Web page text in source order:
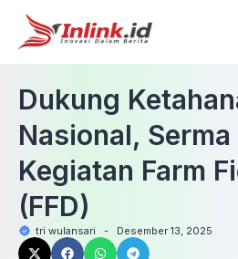
Dukung
Nasional,
Kegiatan Farm
(FFD)
tri wulansari - Desember 13, 2025